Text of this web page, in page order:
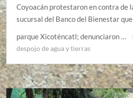
Coyoacán protestaron en contra de
sucursal del Banco del Bienestar
parque Xicoténcatl; denunciaron …
despojo de agua y tierras